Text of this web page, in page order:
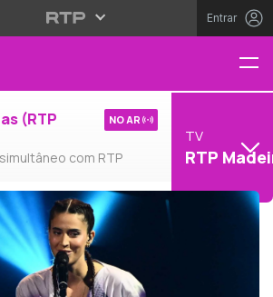
Entrar
(RTP
com RTP
NO AR
TV
RTP